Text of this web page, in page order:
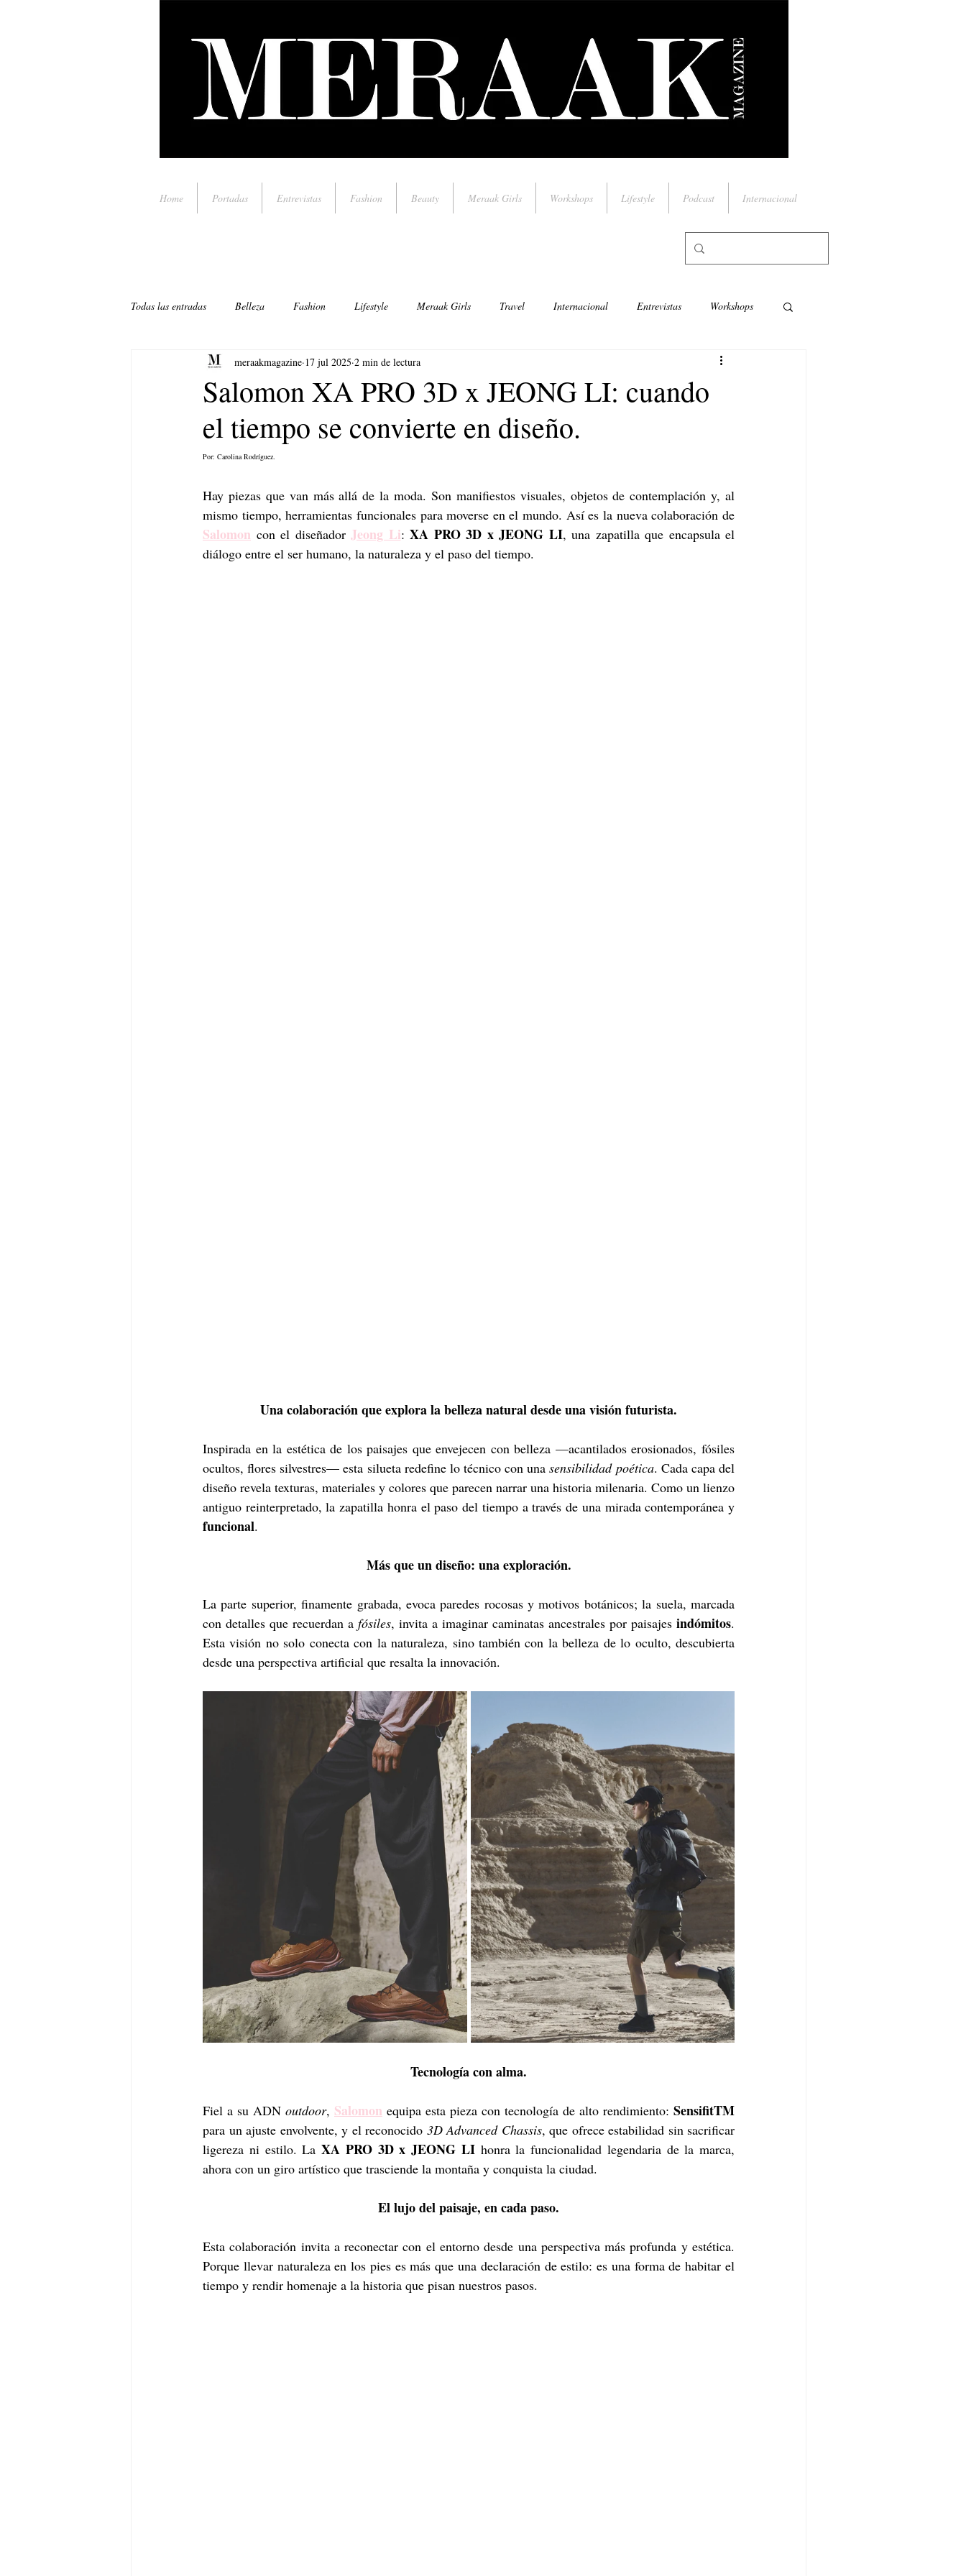
Home Portadas Entrevistas Fashion Beauty Meraak Girls Workshops Lifestyle Podcast Internacional
Todas las entradas Belleza Fashion Lifestyle Meraak Girls Travel Internacional Entrevistas Workshops
Música. Arte
Salomon XA PRO 3D x JEONG LI: cuando
el tiempo se convierte en diseño.
meraakmagazine 17 jul 2025 2 min de lectura
Por: Carolina Rodríguez.
Hay piezas que van más allá de la moda. Son manifiestos visuales, objetos de contemplación y, al
Salomon con el diseñador Jeong Li: XA PRO 3D x JEONG LI, una zapatilla que encapsula el
diálogo entre el ser humano, la naturaleza y el paso del tiempo.
Una colaboración que explora la belleza natural desde una visión futurista.
Inspirada en la estética de los paisajes que envejecen con belleza —acantilados erosionados, fósiles
ocultos, flores silvestres— esta silueta redefine lo técnico con una sensibilidad poética. Cada capa del
diseño revela texturas, materiales y colores que parecen narrar una historia milenaria. Como un lienzo
funcional.
Más que un diseño: una exploración.
La parte superior, finamente grabada, evoca paredes rocosas y motivos botánicos; la suela, marcada
con detalles que recuerdan a fósiles, invita a imaginar caminatas ancestrales por paisajes indómitos.
Esta visión no solo conecta con la naturaleza, sino también con la belleza de lo oculto, descubierta
desde una perspectiva artificial que resalta la innovación.
Tecnología con alma.
Fiel a su ADN outdoor, Salomon equipa esta pieza con tecnología de alto rendimiento: SensifitTM
para un ajuste envolvente, y el reconocido 3D Advanced Chassis, que ofrece estabilidad sin sacrificar
ligereza ni estilo. La XA PRO 3D x JEONG LI honra la funcionalidad legendaria de la marca,
ahora con un giro artístico que trasciende la montaña y conquista la ciudad.
El lujo del paisaje, en cada paso.
Esta colaboración invita a reconectar con el entorno desde una perspectiva más profunda y estética.
Porque llevar naturaleza en los pies es más que una declaración de estilo: es una forma de habitar el
tiempo y rendir homenaje a la historia que pisan nuestros pasos.